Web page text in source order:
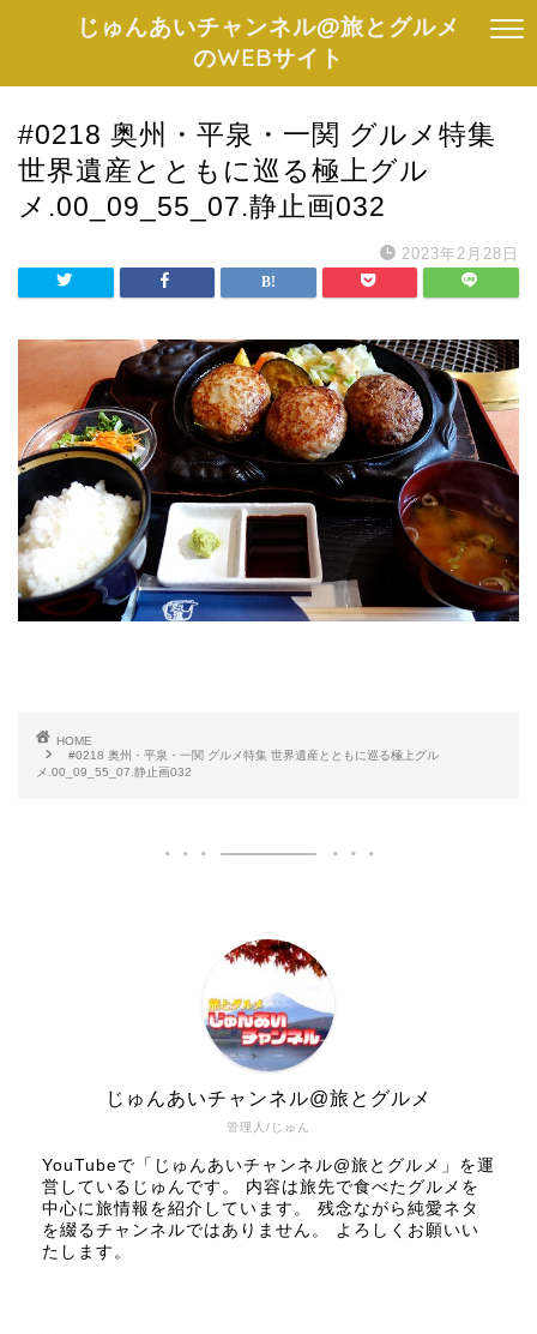
じゅんあいチャンネル@旅とグルメ
のWEBサイト
#0218 奥州・平泉・一関 グルメ特集
世界遺産とともに巡る極上グル
メ.00_09_55_07.静止画032
2023年2月28日
HOME
#0218 奥州・平泉・一関 グルメ特集 世界遺産とともに巡る極上グル
メ.00_09_55_07.静止画032
管理人/じゅん
じゅんあいチャンネル@旅とグルメ
YouTubeで「じゅんあいチャンネル@旅とグルメ」を運
営しているじゅんです。 内容は旅先で食べたグルメを
中心に旅情報を紹介しています。 残念ながら純愛ネタ
を綴るチャンネルではありません。 よろしくお願いい
たします。